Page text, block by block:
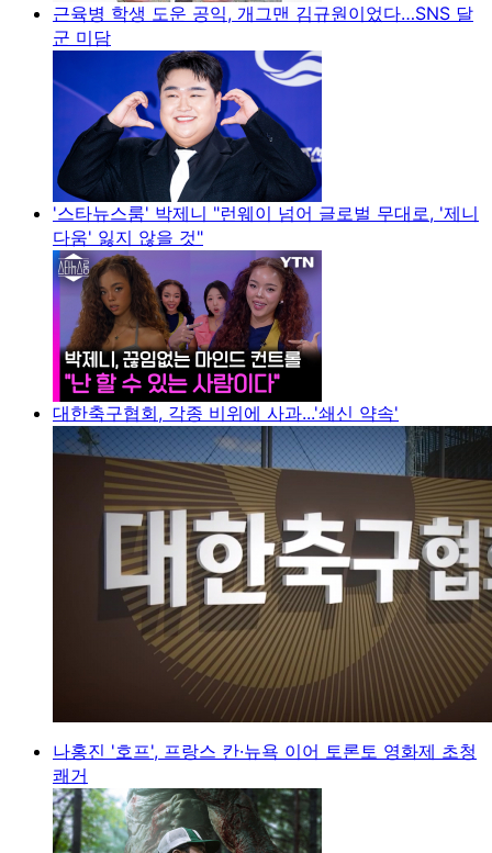
근육병 학생 도운 공익, 개그맨 김규원이었다…SNS 달
군 미담
'스타뉴스룸' 박제니 "런웨이 넘어 글로벌 무대로, '제니
다움' 잃지 않을 것"
대한축구협회, 각종 비위에 사과...'쇄신 약속'
나홍진 '호프', 프랑스 칸·뉴욕 이어 토론토 영화제 초청
쾌거